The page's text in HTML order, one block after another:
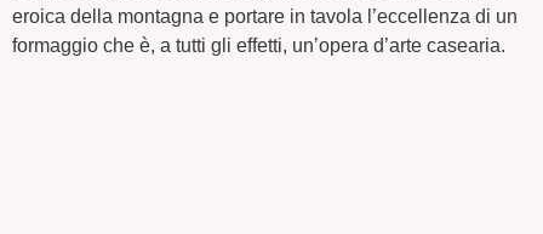
eroica della montagna e portare in tavola l’eccellenza di un
formaggio che è, a tutti gli effetti, un’opera d’arte casearia.